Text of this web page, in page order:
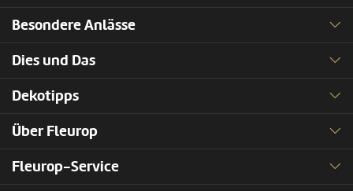
Besondere Anlässe
Dies und Das
Dekotipps
Über Fleurop
Fleurop-Service